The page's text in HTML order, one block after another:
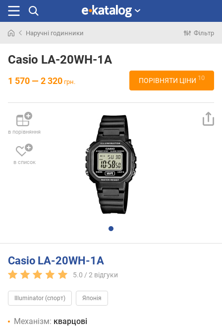
раніше
Наручні годинники Фільтр
Casio LA-20WH-1A
1 570 — 2 320 грн. ПОРІВНЯТИ ЦІНИ 10
в порівняння
в список
Casio LA-20WH-1A
5.0 /2 відгуки
Illuminator (спорт) Японія
Механізм: кварцові